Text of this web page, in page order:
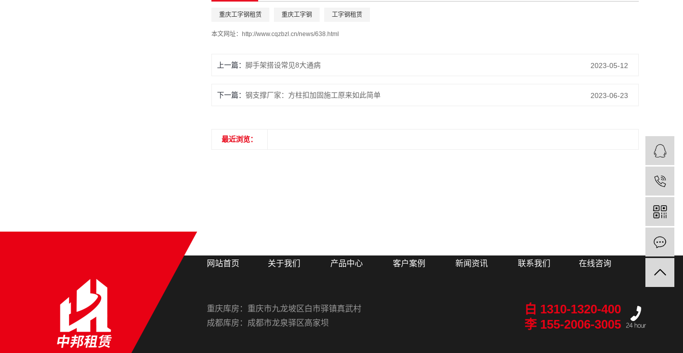
重庆工字钢租赁 重庆工字钢 工字钢租赁
本文网址： http://www.cqzbzl.cn/news/638.html
上一篇： 脚手架搭设常见8大通病 2023-05-12
下一篇： 钢支撑厂家：方柱扣加固施工原来如此简单 2023-06-23
最近浏览：
网站首页 关于我们 产品中心 客户案例 新闻资讯 联系我们 在线咨询
重庆库房：重庆市九龙坡区白市驿镇真武村
成都库房：成都市龙泉驿区高家坝
白 1310-1320-400
李 155-2006-3005